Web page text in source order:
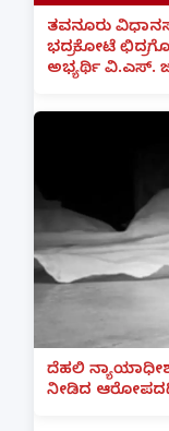
ತವನೂರು
ಭದ್ರಕೋಟೆ
ಅಭ್ಯರ್ಥಿ ವಿ.ಎಸ್.
ದೆಹಲಿ
ನೀಡಿದ